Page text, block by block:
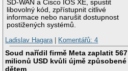
SD-WAN a Cisco IOS XE, spustit
libovolný kód, zpřístupnit citlivé
informace nebo narušit dostupnost
postižených systémů.
Ladislav Hagara
Komentářů: 4
Soud nařídil firmě Meta zaplatit 567
milionů USD kvůli újmě způsobené
dětem